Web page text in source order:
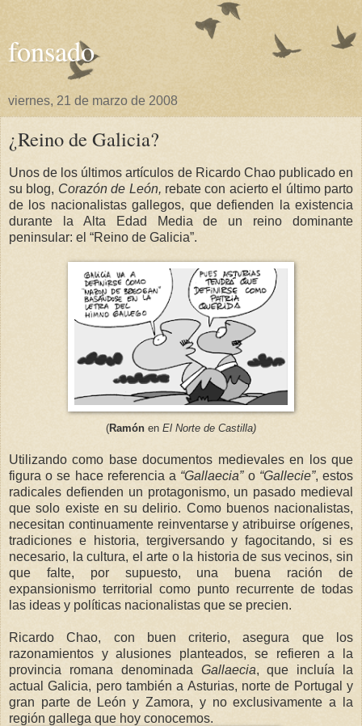
fonsado
viernes, 21 de marzo de 2008
¿Reino de Galicia?
Unos de los últimos artículos de Ricardo Chao publicado en
su blog, Corazón de León, rebate con acierto el último parto
de los nacionalistas gallegos, que defienden la existencia
durante
la Alta Edad Media de un reino dominante
peninsular: el “Reino de Galicia”.
(Ramón en El Norte de Castilla)
Utilizando como base documentos medievales en los que
figura o se hace referencia a “Gallaecia”o “Gallecie”, estos
radicales defienden un protagonismo, un pasado medieval
que solo existe en su delirio. Como buenos nacionalistas,
necesitan continuamente reinventarse y atribuirse orígenes,
tradiciones e historia, tergiversando y fagocitando, si es
necesario, la cultura, el arte o la historia de sus vecinos, sin
que falte, por supuesto, una buena ración de
expansionismo territorial como punto recurrente de todas
las ideas y políticas nacionalistas que se precien.
Ricardo Chao, con buen criterio, asegura que los
razonamientos y alusiones planteados, se refieren a la
provincia romana denominada Gallaecia, que incluía la
actual Galicia, pero también a Asturias, norte de Portugal y
gran parte de León y Zamora, y no exclusivamente a la
región gallega que hoy conocemos.